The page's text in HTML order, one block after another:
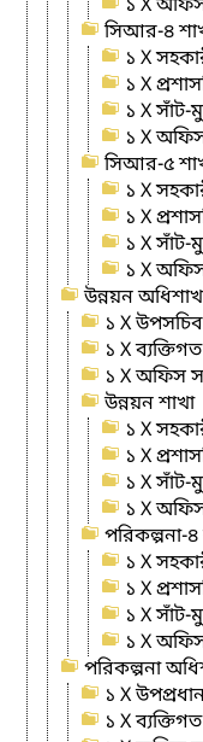
১ X
সিআর-৪
১ X
১ X
১ X সাঁট-
১ X
সিআর-৫
১ X
১ X
১ X সাঁট-
১ X
উন্নয়ন
১ X উপসচিব
১ X
১ X অফিস
উন্নয়ন শাখা
১ X
১ X
১ X সাঁট-
১ X
পরিকল্পনা-৪
১ X
১ X
১ X সাঁট-
১ X
পরিকল্পনা
১ X
১ X